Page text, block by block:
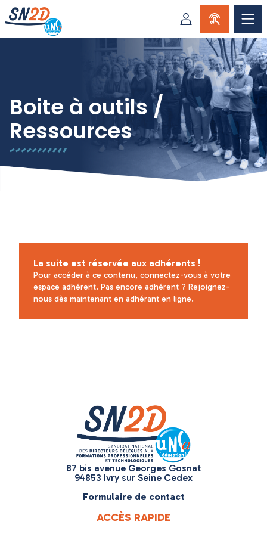
Boite à outils /
Ressources
La suite est réservée aux adhérents !
Pour accéder à ce contenu, connectez-vous à votre
espace adhérent. Pas encore adhérent ? Rejoignez-
nous dès maintenant en adhérant en ligne.
87 bis avenue Georges Gosnat
94853 Ivry sur Seine Cedex
Formulaire de contact
ACCÈS RAPIDE